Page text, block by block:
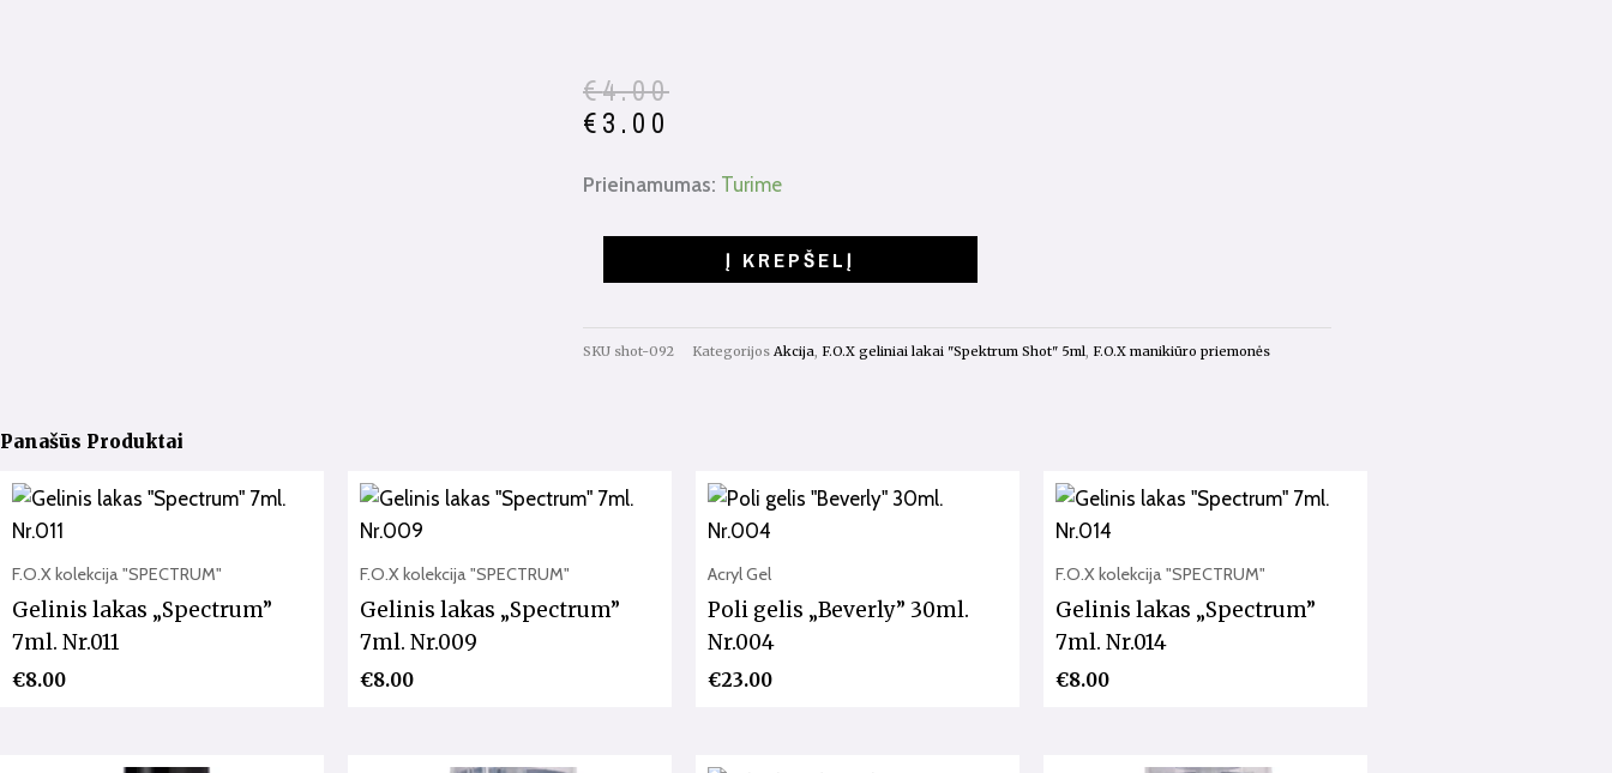
€4.00
Original
price
€4.00.
€3.00
Current
price
€3.00.
Prieinamumas: Turime
produkto
lakas
Shot
Į KREPŠELĮ
SKU shot-092 Kategorijos Akcija F.O.X geliniai lakai "Spektrum Shot" 5ml F.O.X manikiūro priemonės
Panašūs Produktai
F.O.X kolekcija "SPECTRUM"
Gelinis lakas „Spectrum”
7ml. Nr.011
€8.00
F.O.X kolekcija "SPECTRUM"
Gelinis lakas „Spectrum”
7ml. Nr.009
€8.00
Acryl Gel
Poli gelis „Beverly” 30ml.
Nr.004
€23.00
F.O.X kolekcija "SPECTRUM"
Gelinis lakas „Spectrum”
7ml. Nr.014
€8.00